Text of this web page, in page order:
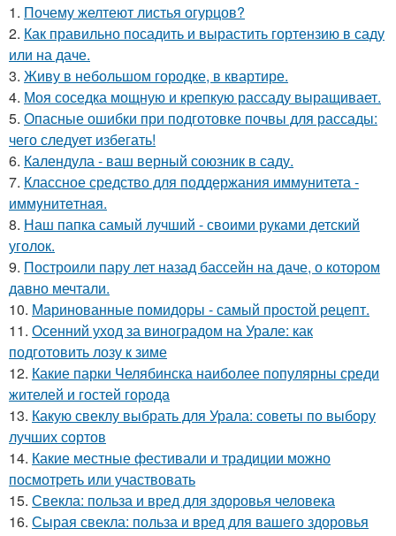
1. Почему желтеют листья огурцов?
2. Как правильно посадить и вырастить гортензию в саду
или на даче.
3. Живу в небольшом городке, в квартире.
4. Моя соседка мощную и крепкую рассаду выращивает.
5. Опасные ошибки при подготовке почвы для рассады:
чего следует избегать!
6. Календула - ваш верный союзник в саду.
7. Классное средство для поддержания иммунитета -
иммyнитeтнaя.
8. Наш папка самый лучший - своими руками детский
уголок.
9. Построили пару лет назад бассейн на даче, о котором
давно мечтали.
10. Маринованные помидоры - самый простой рецепт.
11. Осенний уход за виноградом на Урале: как
подготовить лозу к зиме
12. Какие парки Челябинска наиболее популярны среди
жителей и гостей города
13. Какую свеклу выбрать для Урала: советы по выбору
лучших сортов
14. Какие местные фестивали и традиции можно
посмотреть или участвовать
15. Свекла: польза и вред для здоровья человека
16. Сырая свекла: польза и вред для вашего здоровья